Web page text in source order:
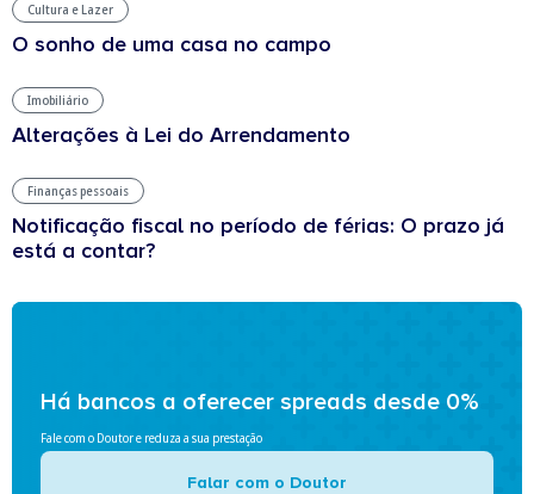
Cultura e Lazer
O sonho de uma casa no campo
Imobiliário
Alterações à Lei do Arrendamento
Finanças pessoais
Notificação fiscal no período de férias: O prazo já
está a contar?
Há bancos a oferecer spreads desde 0%
Fale com o Doutor e reduza a sua prestação
Falar com o Doutor